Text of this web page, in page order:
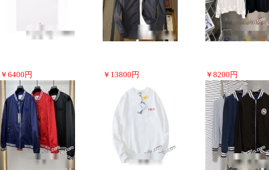
￥ 6400 円 ￥ 13800 円 ￥ 8200 円